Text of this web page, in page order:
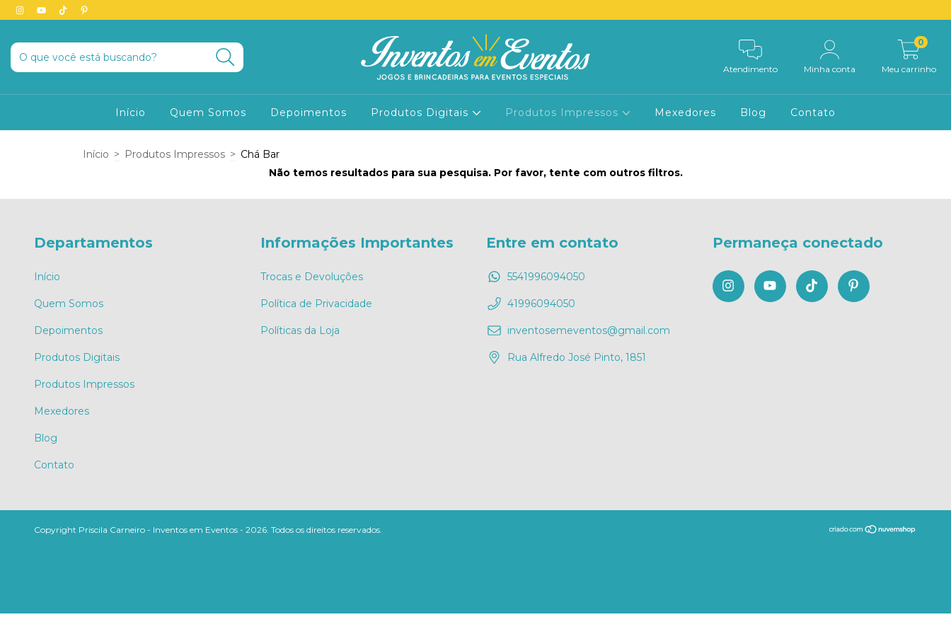
Atendimento Minha conta Meu carrinho
0
Início Quem Somos Depoimentos Produtos Digitais Produtos Impressos Mexedores Blog Contato
Início > Produtos Impressos > Chá Bar
Não temos resultados para sua pesquisa. Por favor, tente com outros filtros.
Departamentos
Início
Quem Somos
Depoimentos
Produtos Digitais
Produtos Impressos
Mexedores
Blog
Contato
Informações Importantes
Trocas e Devoluções
Política de Privacidade
Políticas da Loja
Entre em contato
5541996094050
41996094050
inventosemeventos@gmail.com
Rua Alfredo José Pinto, 1851
Permaneça conectado
Copyright Priscila Carneiro - Inventos em Eventos - 2026. Todos os direitos reservados.